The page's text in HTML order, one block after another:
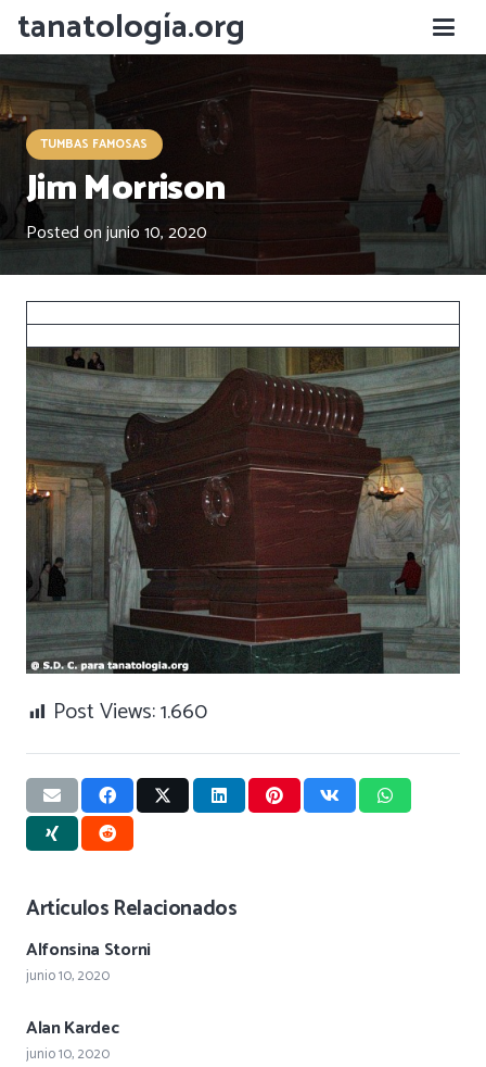
tanatología.org
TUMBAS FAMOSAS
Jim Morrison
Posted onjunio 10, 2020
Post Views:1.660
Artículos Relacionados
Alfonsina Storni
junio 10, 2020
Alan Kardec
junio 10, 2020